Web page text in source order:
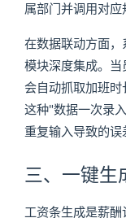
属部门并调用对应
在数据联动方面
模块深度集成。
会自动抓取加班时
这种"数据一次录
重复输入导致的误
三、一键生
工资条生成是薪